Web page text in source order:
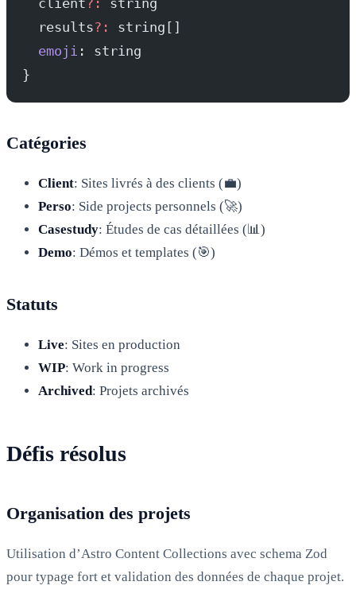
  results
?:
string[]
  emoji
: string
}
Catégories
Client: Sites livrés à des clients (💼)
Perso: Side projects personnels (🚀)
Casestudy: Études de cas détaillées (📊)
Demo: Démos et templates (🎯)
Statuts
Live: Sites en production
WIP: Work in progress
Archived: Projets archivés
Défis résolus
Organisation des projets
Utilisation d’Astro Content Collections avec schema Zod
pour typage fort et validation des données de chaque projet.